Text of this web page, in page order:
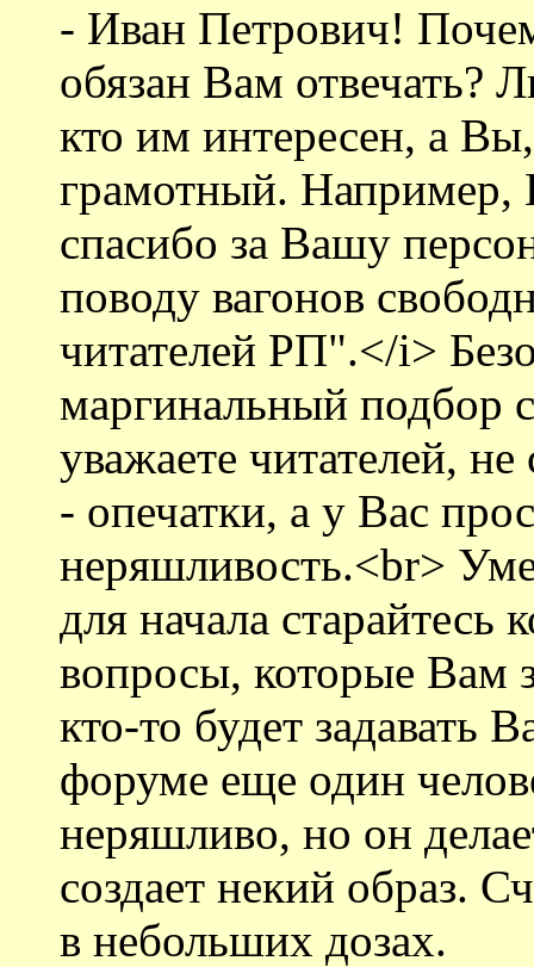
- Иван Петрович!
обязан Вам отвечать?
кто им интересен, а
грамотный. Например,
спасибо за Вашу
поводу вагонов
читателей РП".</i>
маргинальный подбор
уважаете читателей,
- опечатки, а у Вас
неряшливость.<br>
для начала старайтесь
вопросы, которые Вам
кто-то будет задавать
форуме еще один
неряшливо, но он
создает некий образ.
в небольших дозах.